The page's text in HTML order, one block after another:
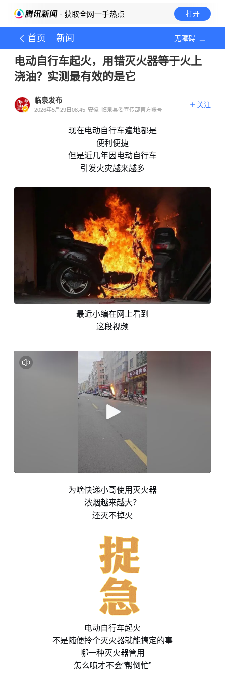
· 获取全网一手热点 打开
首页 新闻 无障碍
电动自行车起火，用错灭火器等于火上
浇油？实测最有效的是它
临泉发布
2026年5月29日08:45 安徽 临泉县委宣传部官方账号
关注
现在电动自行车遍地都是
便利便捷
但是近几年因电动自行车
引发火灾越来越多
最近小编在网上看到
这段视频
为啥快递小哥使用灭火器
浓烟越来越大？
还灭不掉火
电动自行车起火
不是随便拎个灭火器就能搞定的事
哪一种灭火器管用
怎么喷才不会“帮倒忙”